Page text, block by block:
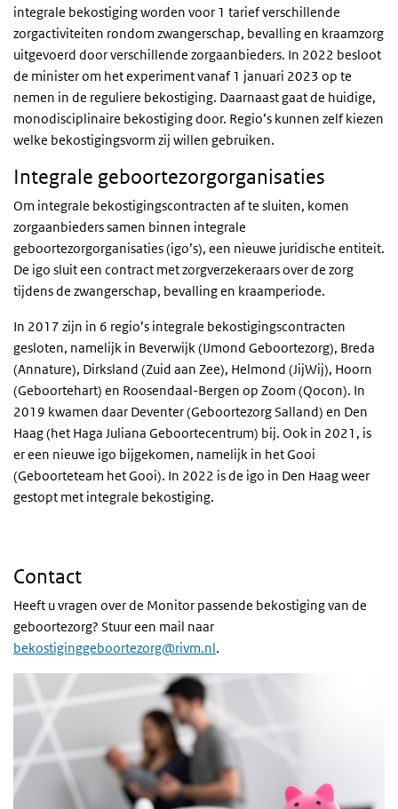
integrale bekostiging worden voor 1 tarief verschillende
zorgactiviteiten rondom zwangerschap, bevalling en kraamzorg
uitgevoerd door verschillende zorgaanbieders. In 2022 besloot
de minister om het experiment vanaf 1 januari 2023 op te
nemen in de reguliere bekostiging. Daarnaast gaat de huidige,
monodisciplinaire bekostiging door. Regio’s kunnen zelf kiezen
welke bekostigingsvorm zij willen gebruiken.
Integrale geboortezorgorganisaties
Om integrale bekostigingscontracten af te sluiten, komen
zorgaanbieders samen binnen integrale
geboortezorgorganisaties (igo’s), een nieuwe juridische entiteit.
De igo sluit een contract met zorgverzekeraars over de zorg
tijdens de zwangerschap, bevalling en kraamperiode.
In 2017 zijn in 6 regio’s integrale bekostigingscontracten
gesloten, namelijk in Beverwijk (IJmond Geboortezorg), Breda
(Annature), Dirksland (Zuid aan Zee), Helmond (JijWij), Hoorn
(Geboortehart) en Roosendaal-Bergen op Zoom (Qocon). In
2019 kwamen daar Deventer (Geboortezorg Salland) en Den
Haag (het Haga Juliana Geboortecentrum) bij. Ook in 2021, is
er een nieuwe igo bijgekomen, namelijk in het Gooi
(Geboorteteam het Gooi). In 2022 is de igo in Den Haag weer
gestopt met integrale bekostiging.
Contact
Heeft u vragen over de Monitor passende bekostiging van de
geboortezorg? Stuur een mail naar
bekostiginggeboortezorg@rivm.nl.